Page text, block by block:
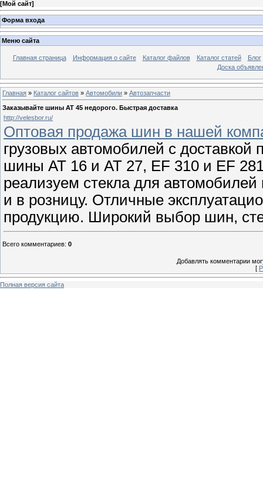
[Мой сайт]
Форма входа
Меню сайта
Главная страница Информация о сайте Каталог файлов Каталог статей
Блог
Доска
Главная » Каталог сайтов » Автомобили » Автозапчасти
Заказывайте шины AT 45 недорого. Быстрая доставка
http://velesbor.ru/
Оптовая продажа шин в нашей
грузовых автомобилей с
шины AT 16 и AT 27, EF 310 и EF
реализуем стекла для
и в розницу. Отличные
продукцию. Широкий выбор шин,
Всего комментариев: 0
Добавлять комментарии
[
Полная версия сайта